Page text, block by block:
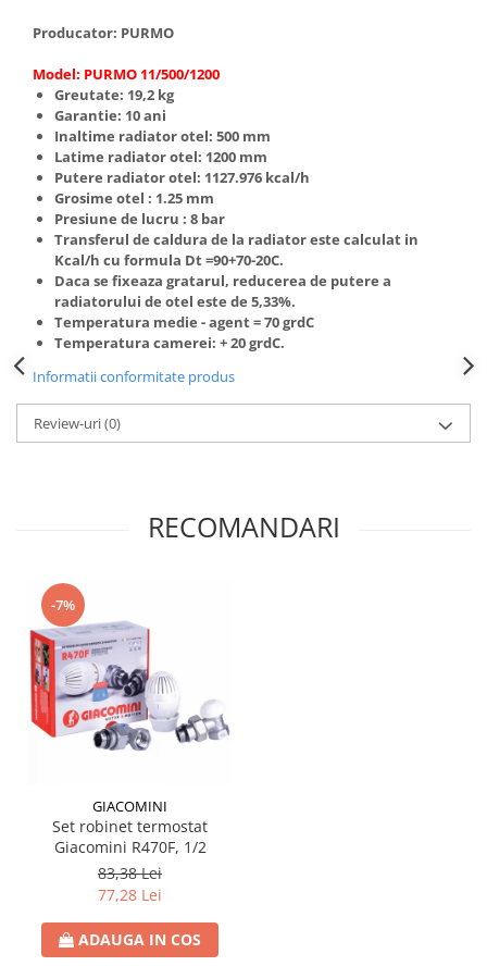
Boilere si Puffere
Boilere
Boilere electrice
Boilere termoelectrice
Accesorii Boilere Tesy
Puffere/Stocatoare de caldura
Puffer fara serpentina
Puffer 1 serpentina
Puffer 2 serpentine
Puffer cu serpentina pentru A.C.M.
Puffer pentru pompe de caldura
Aer conditionat
Dezumidificatoare
Aparate de Aer conditionat 12000
Aparate de Aer conditionat 18000
btu
Aparate de Aer conditionat 24000
btu
Aparate de Aer conditionat 27000
btu
Panouri solare
nepresurizate
Accesorii Panouri solare
Pompe de circulaţie pentru
instalaţiile termice solare
Vase de expansiune
Incazire in Pardoseala
Producator: PURMO
Model: PURMO 11/500/1200
Greutate: 19,2 kg
Garantie: 10 ani
Inaltime radiator otel: 500 mm
Latime radiator otel: 1200 mm
Putere radiator otel: 1127.976 kcal/h
Grosime otel : 1.25 mm
Presiune de lucru : 8 bar
Transferul de caldura de la radiator este calculat in
Kcal/h cu formula Dt =90+70-20C.
Daca se fixeaza gratarul, reducerea de putere a
radiatorului de otel este de 5,33%.
Temperatura medie - agent = 70 grdC
Temperatura camerei: + 20 grdC.
Informatii conformitate produs
Review-uri(0)
RECOMANDARI
-7%
GIACOMINI
Set robinet termostat
Giacomini R470F, 1/2
83,38 Lei
77,28 Lei
ADAUGA IN COS